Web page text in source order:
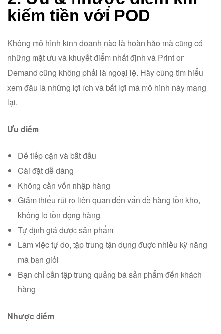
kiếm tiền với POD
Không mô hình kinh doanh nào là hoàn hảo mà cũng có
những mặt ưu và khuyết điểm nhất định và Print on
Demand cũng không phải là ngoại lệ. Hãy cùng tìm hiểu
xem đâu là những lợi ích và bất lợi mà mô hình này mang
lại.
Ưu điểm
Dễ tiếp cận và bắt đầu
Cài đặt dễ dàng
Không cần vốn nhập hàng
Giảm thiểu rủi ro liên quan đến vấn đề hàng tồn kho,
không lo tồn đọng hàng
Tự định giá được sản phẩm
Làm việc tự do, tập trung tận dụng được nhiều kỹ năng
mà bạn giỏi
Bạn chỉ cần tập trung quảng bá sản phẩm đến khách
hàng
Nhược điểm